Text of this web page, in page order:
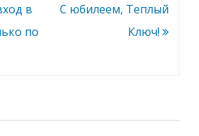
в
по
С юбилеем, Теплый
Ключ!